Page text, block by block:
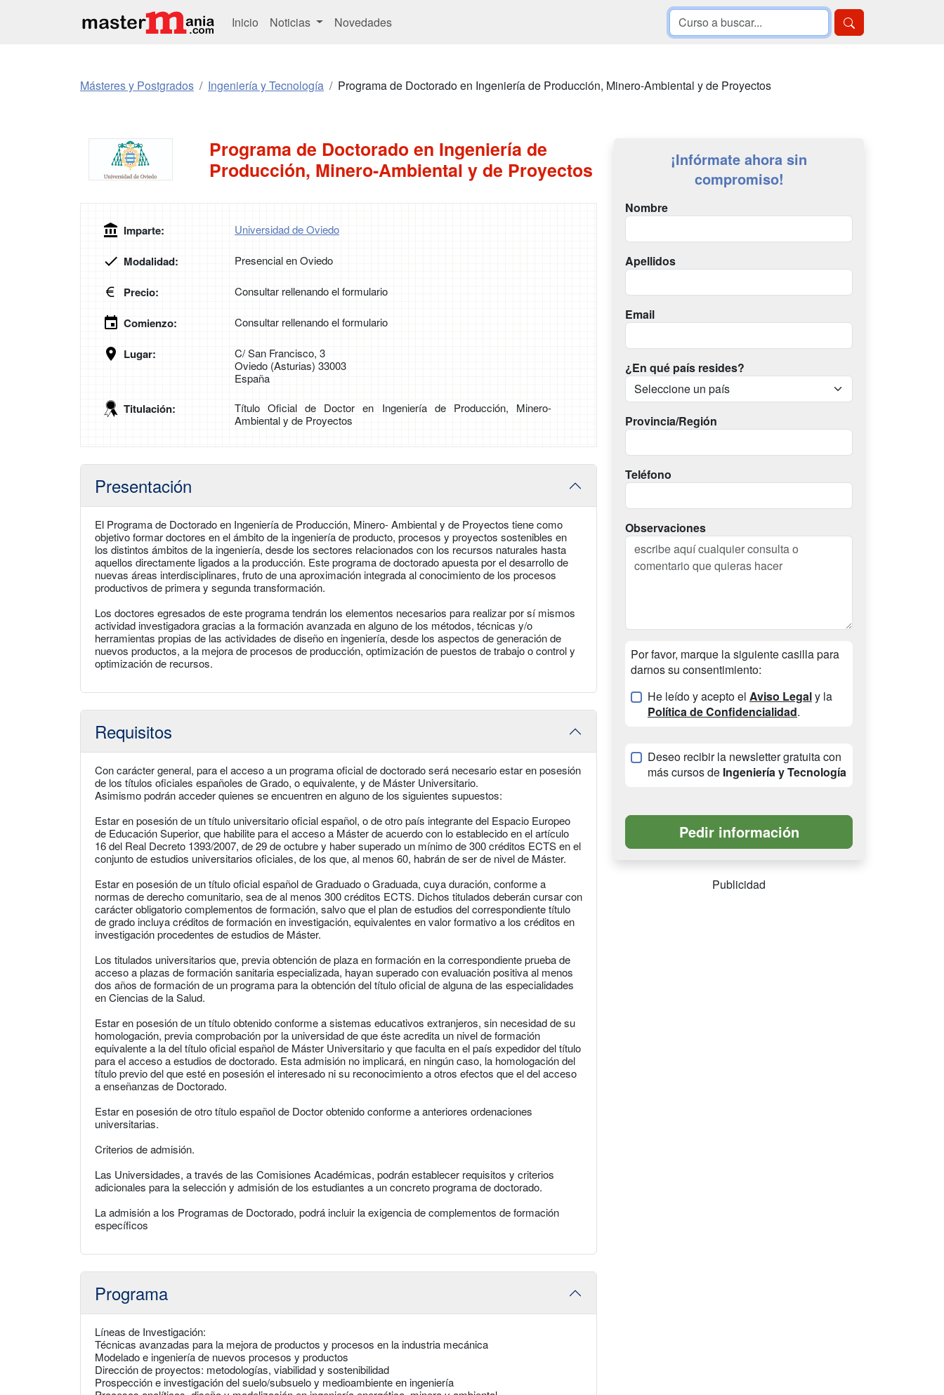
Inicio Noticias Novedades
Másteres y Postgrados Ingeniería y Tecnología Programa de Doctorado en Ingeniería de Producción, Minero-Ambiental y de Proyectos
Programa de Doctorado en Ingeniería de
Producción, Minero-Ambiental y de Proyectos
Imparte: Universidad de Oviedo
Modalidad: Presencial en Oviedo
Precio: Consultar rellenando el formulario
Comienzo: Consultar rellenando el formulario
Lugar:
C/ San Francisco, 3
Oviedo (Asturias) 33003
España
Titulación:
Título Oficial de Doctor en Ingeniería de Producción, Minero-
Ambiental y de Proyectos
Presentación
El Programa de Doctorado en Ingeniería de Producción, Minero- Ambiental y de Proyectos tiene como
objetivo formar doctores en el ámbito de la ingeniería de producto, procesos y proyectos sostenibles en
los distintos ámbitos de la ingeniería, desde los sectores relacionados con los recursos naturales hasta
aquellos directamente ligados a la producción. Este programa de doctorado apuesta por el desarrollo de
nuevas áreas interdisciplinares, fruto de una aproximación integrada al conocimiento de los procesos
productivos de primera y segunda transformación.
Los doctores egresados de este programa tendrán los elementos necesarios para realizar por sí mismos
actividad investigadora gracias a la formación avanzada en alguno de los métodos, técnicas y/o
herramientas propias de las actividades de diseño en ingeniería, desde los aspectos de generación de
nuevos productos, a la mejora de procesos de producción, optimización de puestos de trabajo o control y
optimización de recursos.
Requisitos
Con carácter general, para el acceso a un programa oficial de doctorado será necesario estar en posesión
de los títulos oficiales españoles de Grado, o equivalente, y de Máster Universitario.
Asimismo podrán acceder quienes se encuentren en alguno de los siguientes supuestos:
Estar en posesión de un título universitario oficial español, o de otro país integrante del Espacio Europeo
de Educación Superior, que habilite para el acceso a Máster de acuerdo con lo establecido en el artículo
16 del Real Decreto 1393/2007, de 29 de octubre y haber superado un mínimo de 300 créditos ECTS en el
conjunto de estudios universitarios oficiales, de los que, al menos 60, habrán de ser de nivel de Máster.
Estar en posesión de un título oficial español de Graduado o Graduada, cuya duración, conforme a
normas de derecho comunitario, sea de al menos 300 créditos ECTS. Dichos titulados deberán cursar con
carácter obligatorio complementos de formación, salvo que el plan de estudios del correspondiente título
de grado incluya créditos de formación en investigación, equivalentes en valor formativo a los créditos en
investigación procedentes de estudios de Máster.
Los titulados universitarios que, previa obtención de plaza en formación en la correspondiente prueba de
acceso a plazas de formación sanitaria especializada, hayan superado con evaluación positiva al menos
dos años de formación de un programa para la obtención del título oficial de alguna de las especialidades
en Ciencias de la Salud.
Estar en posesión de un título obtenido conforme a sistemas educativos extranjeros, sin necesidad de su
homologación, previa comprobación por la universidad de que éste acredita un nivel de formación
equivalente a la del título oficial español de Máster Universitario y que faculta en el país expedidor del título
para el acceso a estudios de doctorado. Esta admisión no implicará, en ningún caso, la homologación del
título previo del que esté en posesión el interesado ni su reconocimiento a otros efectos que el del acceso
a enseñanzas de Doctorado.
Estar en posesión de otro título español de Doctor obtenido conforme a anteriores ordenaciones
universitarias.
Criterios de admisión.
Las Universidades, a través de las Comisiones Académicas, podrán establecer requisitos y criterios
adicionales para la selección y admisión de los estudiantes a un concreto programa de doctorado.
La admisión a los Programas de Doctorado, podrá incluir la exigencia de complementos de formación
específicos
Programa
Líneas de Investigación:
Técnicas avanzadas para la mejora de productos y procesos en la industria mecánica
Modelado e ingeniería de nuevos procesos y productos
Dirección de proyectos: metodologías, viabilidad y sostenibilidad
Prospección e investigación del suelo/subsuelo y medioambiente en ingeniería
¡Infórmate ahora sin
compromiso!
Nombre
Apellidos
Email
¿En qué país resides?
Provincia/Región
Teléfono
Observaciones
Por favor, marque la siguiente casilla para
darnos su consentimiento:
He leído y acepto el Aviso Legaly la
Política de Confidencialidad.
Deseo recibir la newsletter gratuita con
más cursos de Ingeniería y Tecnología
Publicidad